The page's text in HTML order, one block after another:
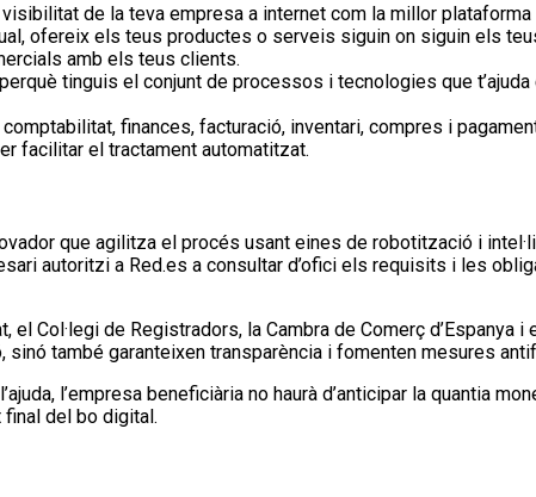
de la teva empresa a internet com la millor
ofereix els teus productes o serveis siguin on siguin els
amb els teus clients.
tinguis el conjunt de processos i tecnologies que
finances, facturació, inventari, compres i
facilitar el tractament automatitzat.
que agilitza el procés usant eines de robotització i
autoritzi a Red.es a consultar d’ofici els requisits i les
Col·legi de Registradors, la Cambra de Comerç d’Espanya
també garanteixen transparència i fomenten mesures
l’empresa beneficiària no haurà d’anticipar la quantia
del bo digital.